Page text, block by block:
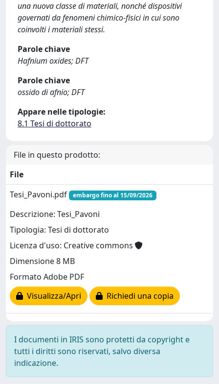
una nuova classe di materiali, nonché dispositivi
governati da fenomeni chimico-fisici in cui sono
coinvolti i materiali stessi.
Parole chiave
Hafnium oxides; DFT
Parole chiave
ossido di afnio; DFT
Appare nelle tipologie:
8.1 Tesi di dottorato
File in questo prodotto:
File
Tesi_Pavoni.pdf
embargo fino al 15/09/2026
Descrizione: Tesi_Pavoni
Tipologia: Tesi di dottorato
Licenza d'uso: Creative commons
Dimensione 8 MB
Formato Adobe PDF
Visualizza/Apri
Richiedi una copia
I documenti in IRIS sono protetti da copyright e
tutti i diritti sono riservati, salvo diversa
indicazione.